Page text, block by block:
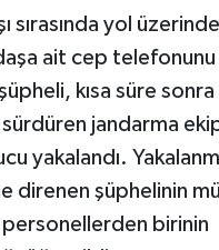
sırasında yol
ait cep
kısa süre
jandarma
yakalandı.
direnen şüphelinin
personellerden birinin